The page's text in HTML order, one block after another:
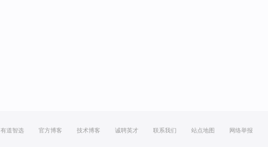
有道智选 官方博客 技术博客 诚聘英才 联系我们 站点地图 网络举报